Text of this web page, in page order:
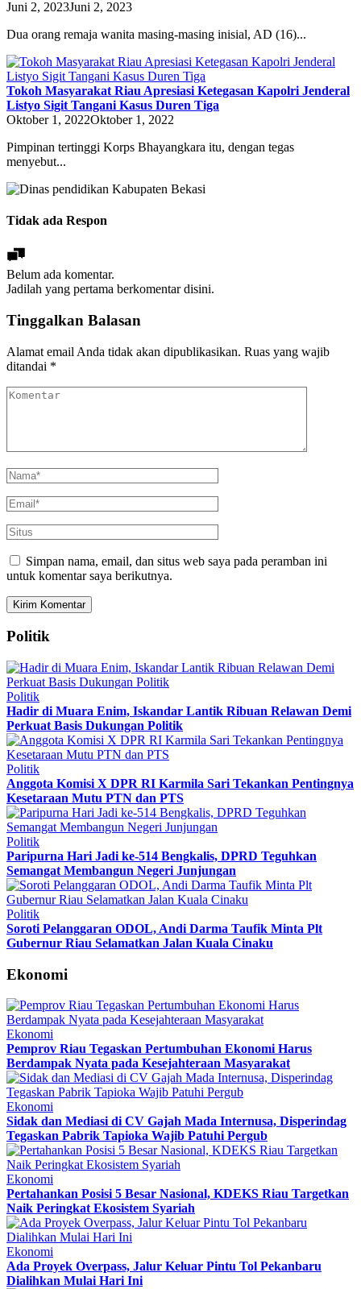
Juni 2, 2023Juni 2, 2023
Dua orang remaja wanita masing-masing inisial, AD (16)...
Tokoh Masyarakat Riau Apresiasi Ketegasan Kapolri Jenderal
Listyo Sigit Tangani Kasus Duren Tiga
Oktober 1, 2022Oktober 1, 2022
Pimpinan tertinggi Korps Bhayangkara itu, dengan tegas
menyebut...
Tidak ada Respon
Belum ada komentar.
Jadilah yang pertama berkomentar disini.
Tinggalkan Balasan
Alamat email Anda tidak akan dipublikasikan. Ruas yang wajib
ditandai *
Simpan nama, email, dan situs web saya pada peramban ini
untuk komentar saya berikutnya.
Politik
Politik
Hadir di Muara Enim, Iskandar Lantik Ribuan Relawan Demi
Perkuat Basis Dukungan Politik
Politik
Anggota Komisi X DPR RI Karmila Sari Tekankan Pentingnya
Kesetaraan Mutu PTN dan PTS
Politik
Paripurna Hari Jadi ke-514 Bengkalis, DPRD Teguhkan
Semangat Membangun Negeri Junjungan
Politik
Soroti Pelanggaran ODOL, Andi Darma Taufik Minta Plt
Gubernur Riau Selamatkan Jalan Kuala Cinaku
Ekonomi
Ekonomi
Pemprov Riau Tegaskan Pertumbuhan Ekonomi Harus
Berdampak Nyata pada Kesejahteraan Masyarakat
Ekonomi
Sidak dan Mediasi di CV Gajah Mada Internusa, Disperindag
Tegaskan Pabrik Tapioka Wajib Patuhi Pergub
Ekonomi
Pertahankan Posisi 5 Besar Nasional, KDEKS Riau Targetkan
Naik Peringkat Ekosistem Syariah
Ekonomi
Ada Proyek Overpass, Jalur Keluar Pintu Tol Pekanbaru
Dialihkan Mulai Hari Ini